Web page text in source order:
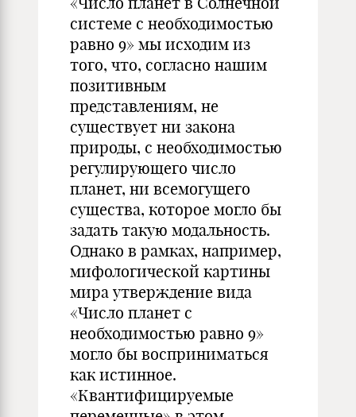
системе с необходимостью
равно 9» мы исходим из
того, что, согласно нашим
позитивным
представлениям, не
существует ни закона
природы, с необходимостью
регулирующего число
планет, ни всемогущего
существа, которое могло бы
задать такую модальность.
Однако в рамках, например,
мифологической картины
мира утверждение вида
«Число планет с
необходимостью равно 9»
могло бы восприниматься
как истинное.
«Квантифицируемые